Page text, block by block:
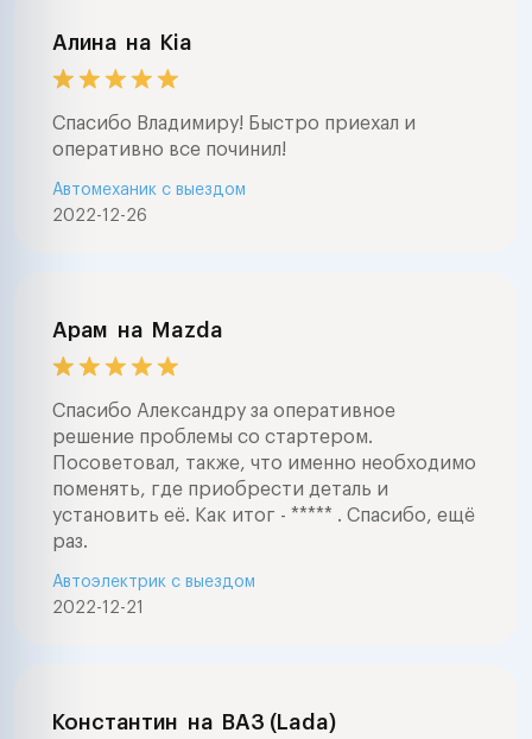
Алина на Kia
Спасибо Владимиру! Быстро приехал и
оперативно все починил!
2022-12-26
Автомеханик с выездом
Арам на Mazda
Спасибо Александру за оперативное
решение проблемы со стартером.
Посоветовал, также, что именно необходимо
поменять, где приобрести деталь и
установить её. Как итог - ***** . Спасибо, ещё
раз.
2022-12-21
Автоэлектрик с выездом
Константин на ВАЗ (Lada)